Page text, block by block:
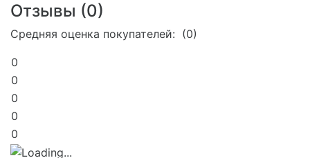
Отзывы (0)
Средняя оценка покупателей: (0)
0
0
0
0
0